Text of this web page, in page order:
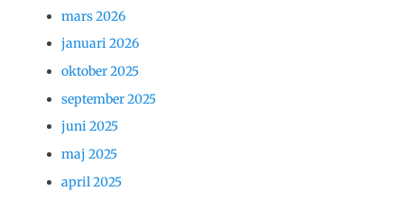
mars 2026
januari 2026
oktober 2025
september 2025
juni 2025
maj 2025
april 2025